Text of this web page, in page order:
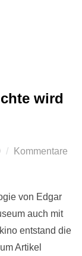
wird
Kommentare
von Edgar
auch mit
entstand die
Artikel